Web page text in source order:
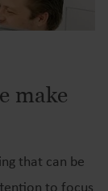
make
that can be